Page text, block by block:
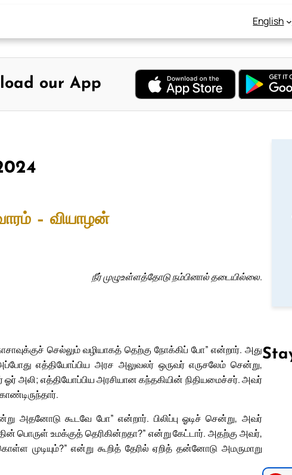
English
our App
– வியாழன்
நீர் முழுஉள்ளத்தோடு நம்பினால் தடையில்லை.
செல்லும் வழியாகத் தெற்கு நோக்கிப் போ” என்றார். அது
எத்தியோப்பிய அரச அலுவலர் ஒருவர் எருசலேம் சென்று,
அலி; எத்தியோப்பிய அரசியான கந்தகியின் நிதியமைச்சர். அவர்
அதனோடு கூடவே போ” என்றார். பிலிப்பு ஓடிச் சென்று, அவர்
பொருள் உமக்குத் தெரிகின்றதா?” என்று கேட்டார். அதற்கு அவர்,
முடியும்?” என்று கூறித் தேரில் ஏறித் தன்னோடு அமருமாறு
Follow us on Facebook